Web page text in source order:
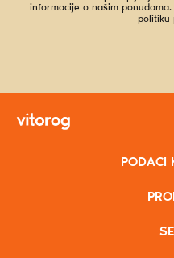
informacije o našim
politiku
PODACI